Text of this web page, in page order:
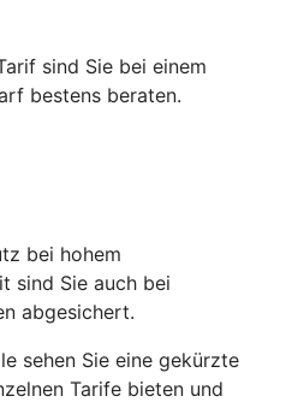
sind Sie bei einem
bestens beraten.
bei hohem
sind Sie auch bei
abgesichert.
sehen Sie eine gekürzte
Tarife bieten und